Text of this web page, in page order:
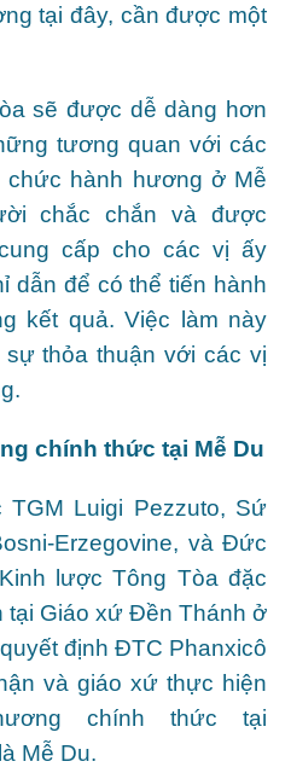
tại đây, cần được một
sẽ được dễ dàng hơn
tương quan với các
chức hành hương ở Mễ
chắc chắn và được
cấp cho các vị ấy
dẫn để có thể tiến hành
kết quả. Việc làm này
thỏa thuận với các vị
chính thức tại Mễ Du
Luigi Pezzuto, Sứ
Erzegovine, và Đức
lược Tông Tòa đặc
tại Giáo xứ Đền Thánh ở
định ĐTC Phanxicô
và giáo xứ thực hiện
chính thức tại
Mễ Du.